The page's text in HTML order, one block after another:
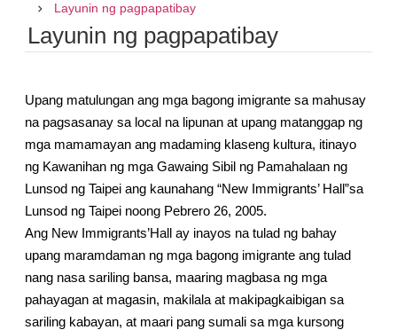
Layunin ng pagpapatibay
Layunin ng pagpapatibay
Upang matulungan ang mga bagong imigrante sa mahusay
na pagsasanay sa local na lipunan at upang matanggap ng
mga mamamayan ang madaming klaseng kultura, itinayo
ng Kawanihan ng mga Gawaing Sibil ng Pamahalaan ng
Lunsod ng Taipei ang kaunahang “New Immigrants’ Hall”sa
Lunsod ng Taipei noong Pebrero 26, 2005.
Ang New Immigrants’Hall ay inayos na tulad ng bahay
upang maramdaman ng mga bagong imigrante ang tulad
nang nasa sariling bansa, maaring magbasa ng mga
pahayagan at magasin, makilala at makipagkaibigan sa
sariling kabayan, at maari pang sumali sa mga kursong